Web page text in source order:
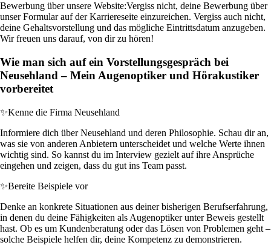
Bewerbung über unsere Website:Vergiss nicht, deine Bewerbung über
unser Formular auf der Karriereseite einzureichen. Vergiss auch nicht,
deine Gehaltsvorstellung und das mögliche Eintrittsdatum anzugeben.
Wir freuen uns darauf, von dir zu hören!
Wie man sich auf ein Vorstellungsgespräch bei
Neusehland – Mein Augenoptiker und Hörakustiker
vorbereitet
✨Kenne die Firma Neusehland
Informiere dich über Neusehland und deren Philosophie. Schau dir an,
was sie von anderen Anbietern unterscheidet und welche Werte ihnen
wichtig sind. So kannst du im Interview gezielt auf ihre Ansprüche
eingehen und zeigen, dass du gut ins Team passt.
✨Bereite Beispiele vor
Denke an konkrete Situationen aus deiner bisherigen Berufserfahrung,
in denen du deine Fähigkeiten als Augenoptiker unter Beweis gestellt
hast. Ob es um Kundenberatung oder das Lösen von Problemen geht –
solche Beispiele helfen dir, deine Kompetenz zu demonstrieren.